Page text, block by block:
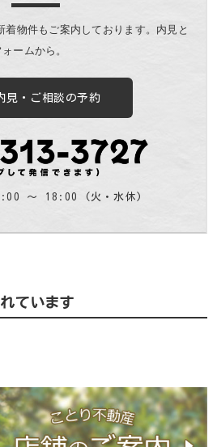
物件もご案内しております。 内見と
ームから。
見・ご相談の予約
〜 18:00 (火・水休)
ています